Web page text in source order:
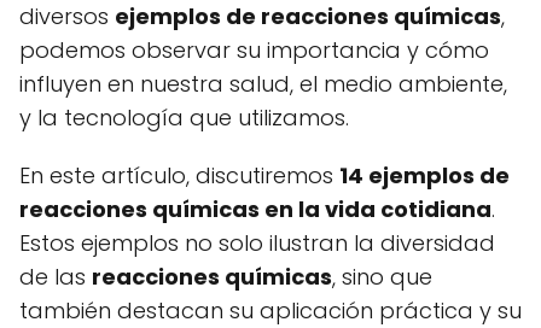
diversos ejemplos de reacciones químicas,
podemos observar su importancia y cómo
influyen en nuestra salud, el medio ambiente,
y la tecnología que utilizamos.
En este artículo, discutiremos 14 ejemplos de
reacciones químicas en la vida cotidiana.
Estos ejemplos no solo ilustran la diversidad
de las reacciones químicas, sino que
también destacan su aplicación práctica y su